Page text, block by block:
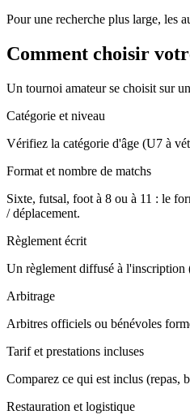
Pour une recherche plus large, les
Comment choisir
Un tournoi amateur se choisit sur
Catégorie et niveau
Vérifiez la catégorie d'âge (U7 à
Format et nombre de matchs
Sixte, futsal, foot à 8 ou à 11 : le
/ déplacement.
Règlement écrit
Un règlement diffusé à l'inscription
Arbitrage
Arbitres officiels ou bénévoles
Tarif et prestations incluses
Comparez ce qui est inclus (repas,
Restauration et logistique